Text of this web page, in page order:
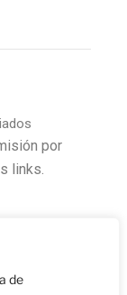
de
por
links.